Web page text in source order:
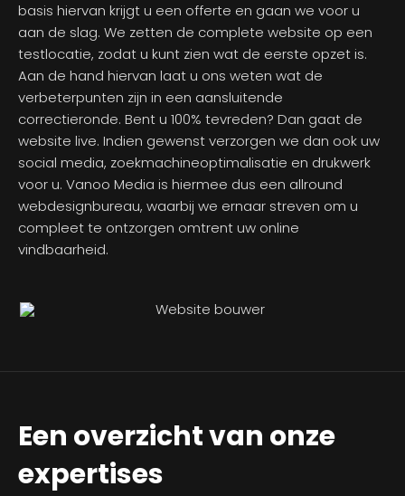
basis hiervan krijgt u een offerte en gaan we voor u
aan de slag. We zetten de complete website op een
testlocatie, zodat u kunt zien wat de eerste opzet is.
Aan de hand hiervan laat u ons weten wat de
verbeterpunten zijn in een aansluitende
correctieronde. Bent u 100% tevreden? Dan gaat de
website live. Indien gewenst verzorgen we dan ook uw
social media, zoekmachineoptimalisatie en drukwerk
voor u. Vanoo Media is hiermee dus een allround
webdesignbureau, waarbij we ernaar streven om u
compleet te ontzorgen omtrent uw online
vindbaarheid.
Een overzicht van onze
expertises